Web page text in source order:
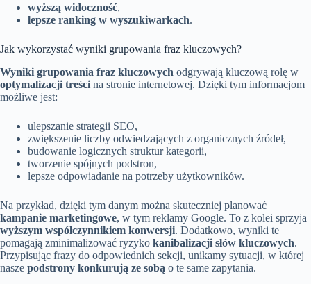
wyższą widoczność,
lepsze ranking w wyszukiwarkach.
Jak wykorzystać wyniki grupowania fraz kluczowych?
Wyniki grupowania fraz kluczowych odgrywają kluczową rolę w
optymalizacji treści na stronie internetowej. Dzięki tym informacjom
możliwe jest:
ulepszanie strategii SEO,
zwiększenie liczby odwiedzających z organicznych źródeł,
budowanie logicznych struktur kategorii,
tworzenie spójnych podstron,
lepsze odpowiadanie na potrzeby użytkowników.
Na przykład, dzięki tym danym można skuteczniej planować
kampanie marketingowe, w tym reklamy Google. To z kolei sprzyja
wyższym współczynnikiem konwersji. Dodatkowo, wyniki te
pomagają zminimalizować ryzyko kanibalizacji słów kluczowych.
Przypisując frazy do odpowiednich sekcji, unikamy sytuacji, w której
nasze podstrony konkurują ze sobą o te same zapytania.